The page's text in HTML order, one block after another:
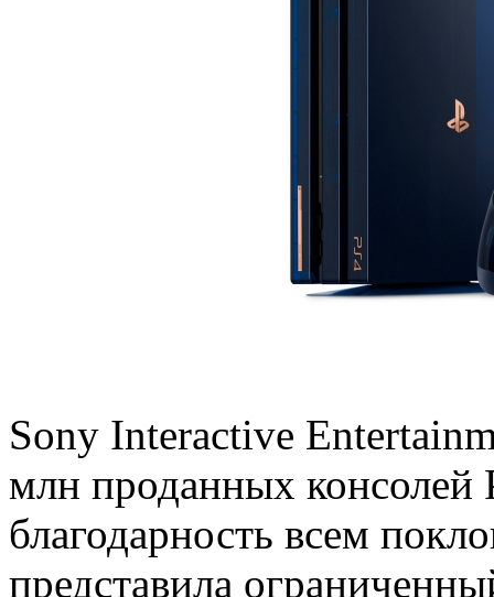
Sony Interactive
млн проданных
благодарность всем
представила